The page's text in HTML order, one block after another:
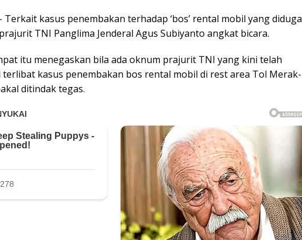
Terkait kasus penembakan terhadap ‘bos’ rental mobil yang diduga
TNI Panglima Jenderal Agus Subiyanto angkat bicara.
itu menegaskan bila ada oknum prajurit TNI yang kini telah
kasus penembakan bos rental mobil di rest area Tol Merak-
ditindak tegas.